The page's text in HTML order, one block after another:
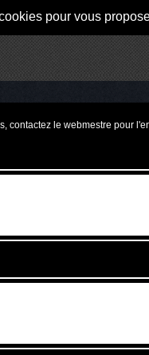
pour vous
contactez le webmestre pour